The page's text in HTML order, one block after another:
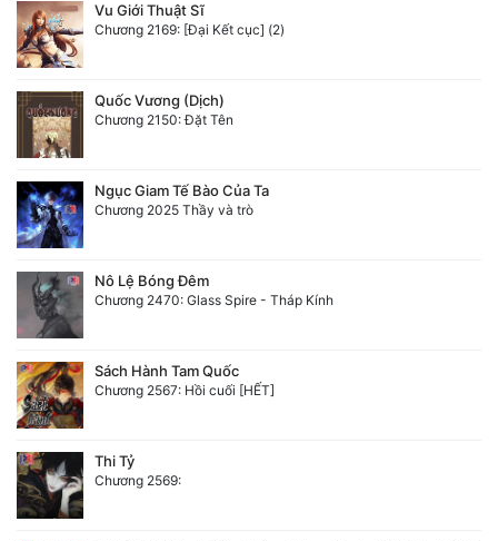
Vu Giới Thuật Sĩ
Chương 2169: [Đại Kết cục] (2)
Quốc Vương (Dịch)
Chương 2150: Đặt Tên
Ngục Giam Tế Bào Của Ta
Chương 2025 Thầy và trò
Nô Lệ Bóng Đêm
Chương 2470: Glass Spire - Tháp Kính
Sách Hành Tam Quốc
Chương 2567: Hồi cuối [HẾT]
Thi Tỷ
Chương 2569: